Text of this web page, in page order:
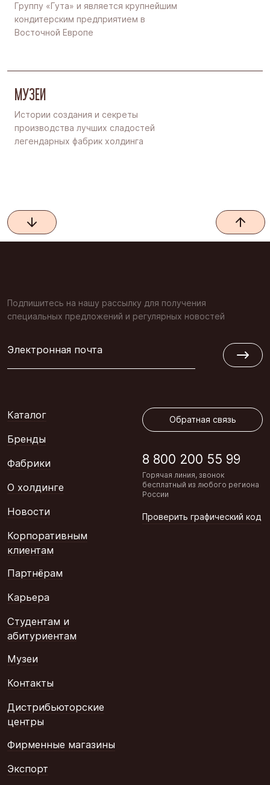
Группу «Гута» и является крупнейшим
кондитерским предприятием в
Восточной Европе
МУЗЕИ
Истории создания и секреты
производства лучших сладостей
легендарных фабрик холдинга
Подпишитесь на нашу рассылку для получения
специальных предложений и регулярных новостей
Электронная почта
Каталог
Бренды
Фабрики
О холдинге
Новости
Корпоративным
клиентам
Партнёрам
Карьера
Студентам и
абитуриентам
Музеи
Контакты
Дистрибьюторские
центры
Фирменные магазины
Экспорт
Обратная связь
8 800 200 55 99
Горячая линия, звонок
бесплатный из любого региона
России
Проверить графический код